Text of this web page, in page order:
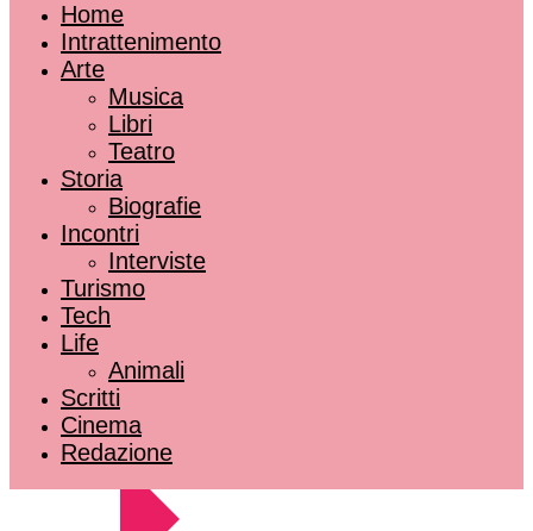
Home
Intrattenimento
Arte
Musica
Libri
Teatro
Storia
Biografie
Incontri
Interviste
Turismo
Tech
Life
Animali
Scritti
Cinema
Redazione